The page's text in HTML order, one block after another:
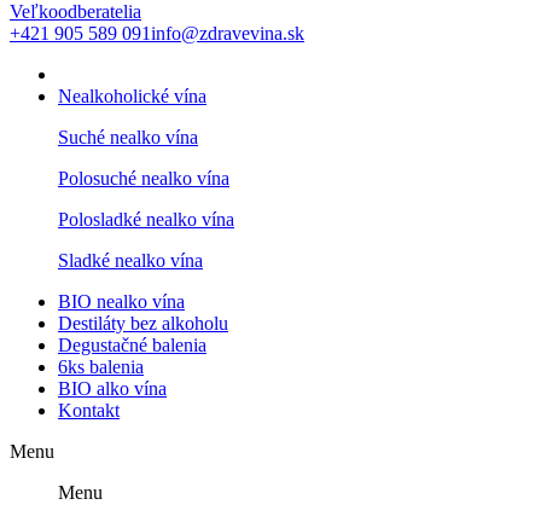
Veľkoodberatelia
+421 905 589 091info@zdravevina.sk
Nealkoholické vína
Suché nealko vína
Polosuché nealko vína
Polosladké nealko vína
Sladké nealko vína
BIO nealko vína
Destiláty bez alkoholu
Degustačné balenia
6ks balenia
BIO alko vína
Kontakt
Menu
Menu